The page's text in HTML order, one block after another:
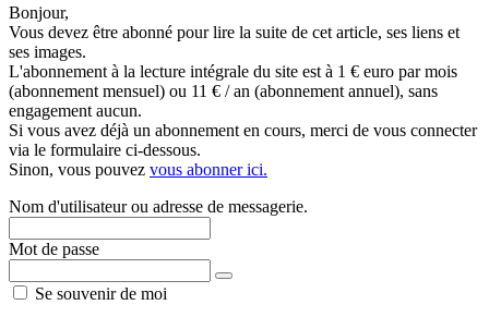
Bonjour,
Vous devez être abonné pour lire la suite de cet article, ses liens et
ses images.
L'abonnement à la lecture intégrale du site est à 1 € euro par mois
(abonnement mensuel) ou 11 € / an (abonnement annuel), sans
engagement aucun.
Si vous avez déjà un abonnement en cours, merci de vous connecter
via le formulaire ci-dessous.
Sinon, vous pouvez vous abonner ici.
Nom d'utilisateur ou adresse de messagerie.
Mot de passe
Se souvenir de moi